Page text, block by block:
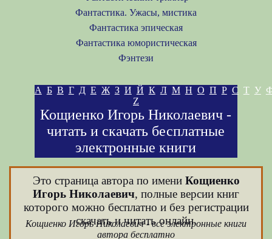
Фантастика. Ужасы, мистика
Фантастика эпическая
Фантастика юмористическая
Фэнтези
А Б В Г Д Е Ж З И Й К Л М Н О П Р С Т У
Z
Кощиенко Игорь Николаевич -
читать и скачать бесплатные
электронные книги
Это страница автора по имени Кощиенко
Игорь Николаевич, полные версии книг
которого можно бесплатно и без регистрации
скачать и читать онлайн.
Кощиенко Игорь Николаевич - все электронные книги
автора бесплатно